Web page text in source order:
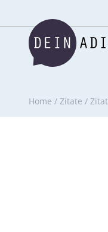
Home / Zitate /